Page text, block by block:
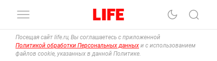
Посещая сайт life.ru, Вы соглашаетесь с приложенной
Политикой обработки Персональных данных и с использованием
файлов cookie, указанных в данной Политике.